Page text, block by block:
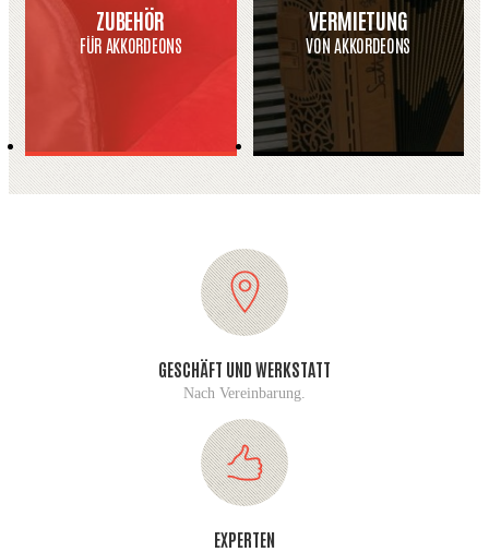
ZUBEHÖR
FÜR AKKORDEONS
VERMIETUNG
VON AKKORDEONS
GESCHÄFT UND WERKSTATT
Nach Vereinbarung.
EXPERTEN